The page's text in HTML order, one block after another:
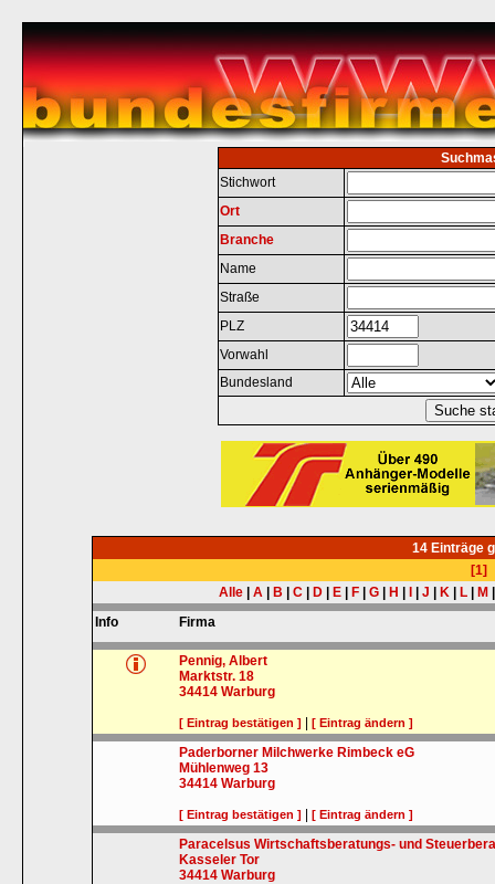
Stichwort
Ort
Branche
Name
Straße
PLZ
Vorwahl
Bundesland
14 Einträge
[1]
Alle
A B C D E F G H J K L M
Info
Firma
Pennig, Albert
Marktstr. 18
34414 Warburg
[ Eintrag bestätigen ] |[ Eintrag ändern ]
Paderborner Milchwerke Rimbeck eG
Mühlenweg 13
34414 Warburg
[ Eintrag bestätigen ] |[ Eintrag ändern ]
Paracelsus Wirtschaftsberatungs- und
Kasseler Tor
34414 Warburg